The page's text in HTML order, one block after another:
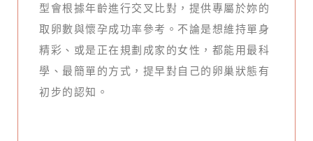
型會根據年齡進行交叉比對，提供專屬於妳的
取卵數與懷孕成功率參考。不論是想維持單身
精彩、或是正在規劃成家的女性，都能用最科
學、最簡單的方式，提早對自己的卵巢狀態有
初步的認知。